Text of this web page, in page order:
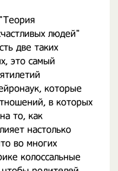
людей"
две таких
это самый
которые
в которых
то, как
настолько
во многих
колоссальные